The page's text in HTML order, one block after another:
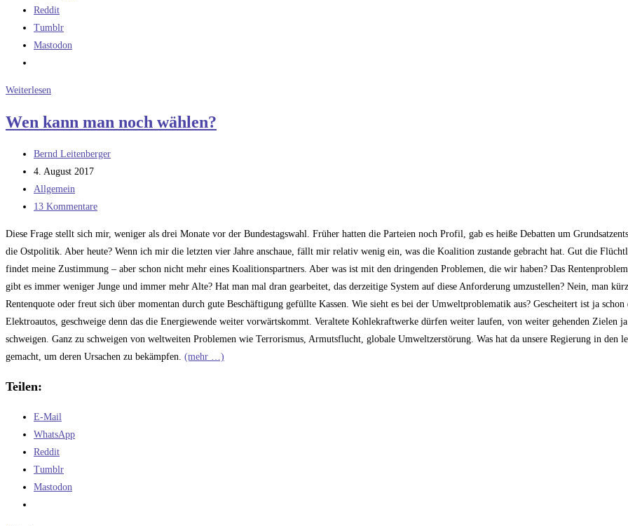
Reddit
Tumblr
Mastodon
Weiterlesen
von
und
Mandat
und
Nachverhandlungen.
Wen kann man noch wählen?
Beitrags-
Autor:
Bernd Leitenberger
Beitrag
veröffentlicht:
4. August 2017
Beitrags-
Kategorie:
Allgemein
Beitrags-
13 Kommentare
Diese Frage stellt sich mir, weniger als drei Monate vor der Bundestagswahl. Früher hatten die Parteien noch Profil, gab es heiße Debatten um
die Ostpolitik. Aber heute? Wenn ich mir die letzten vier Jahre anschaue, fällt mir relativ wenig ein, was die Koalition zustande gebracht hat. Gut die
findet meine Zustimmung – aber schon nicht mehr eines Koalitionspartners. Aber was ist mit den dringenden Problemen, die wir haben? Das
gibt es immer weniger Junge und immer mehr Alte? Hat man mal dran gearbeitet, das derzeitige System auf diese Anforderung umzustellen? Nein, man
Rentenquote oder freut sich über momentan durch gute Beschäftigung gefüllte Kassen. Wie sieht es bei der Umweltproblematik aus? Gescheitert ist ja
Elektroautos, geschweige denn das die Energiewende weiter vorwärtskommt. Veraltete Kohlekraftwerke dürfen weiter laufen, von weiter gehenden Zielen
schweigen. Ganz zu schweigen von weltweiten Problemen wie Terrorismus, Armutsflucht, globale Umweltzerstörung. Was hat da unsere Regierung in den
gemacht, um deren Ursachen zu bekämpfen. (mehr …)
Teilen:
E-Mail
WhatsApp
Reddit
Tumblr
Mastodon